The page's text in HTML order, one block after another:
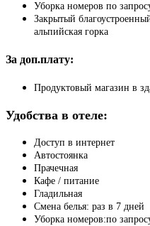
Уборка номеров по
Закрытый
альпийская горка
За доп.плату:
Продуктовый магазин в
Удобства в отеле:
Доступ в интернет
Автостоянка
Прачечная
Кафе / питание
Гладильная
Смена белья: раз в 7 дней
Уборка номеров:по